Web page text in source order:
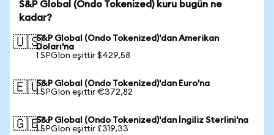
S&P Global (Ondo Tokenized) kuru bugün ne
kadar?
🇺🇸S&P Global (Ondo Tokenized)'dan Amerikan
Doları'na
1 SPGIon eşittir $429,58
🇪🇺S&P Global (Ondo Tokenized)'dan Euro'na
1 SPGIon eşittir €372,82
🇬🇧S&P Global (Ondo Tokenized)'dan İngiliz Sterlini'na
1 SPGIon eşittir £319,33